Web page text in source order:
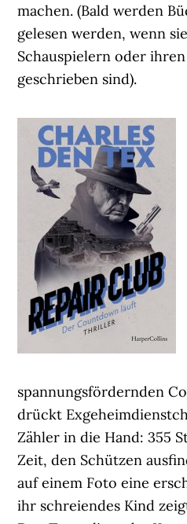
machen. (Bald werden
gelesen werden, wenn
Schauspielern oder
geschrieben sind).
spannungsfördernden
drückt
Zähler in die Hand: 355
Zeit, den Schützen
auf einem Foto eine
ihr schreiendes Kind